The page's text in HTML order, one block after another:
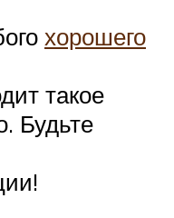
хорошего
такое
Будьте